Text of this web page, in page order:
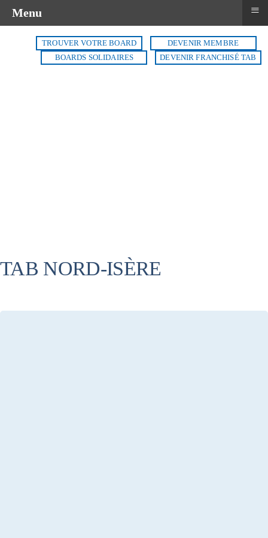
TROUVER VOTRE BOARD
DEVENIR MEMBRE
BOARDS SOLIDAIRES
DEVENIR FRANCHISÉ TAB
TAB NORD-ISÈRE
Menu ≡